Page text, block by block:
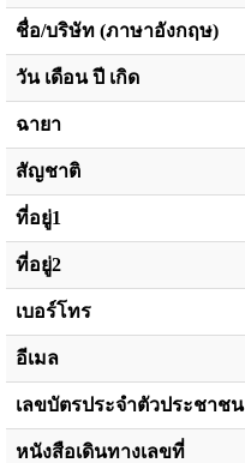
ชื่อ/บริษัท (ภาษาอังกฤษ)
วัน เดือน ปี เกิด
ฉายา
สัญชาติ
ที่อยู่1
ที่อยู่2
เบอร์โทร
อีเมล
เลขบัตรประจำตัวประชาชน
หนังสือเดินทางเลขที่